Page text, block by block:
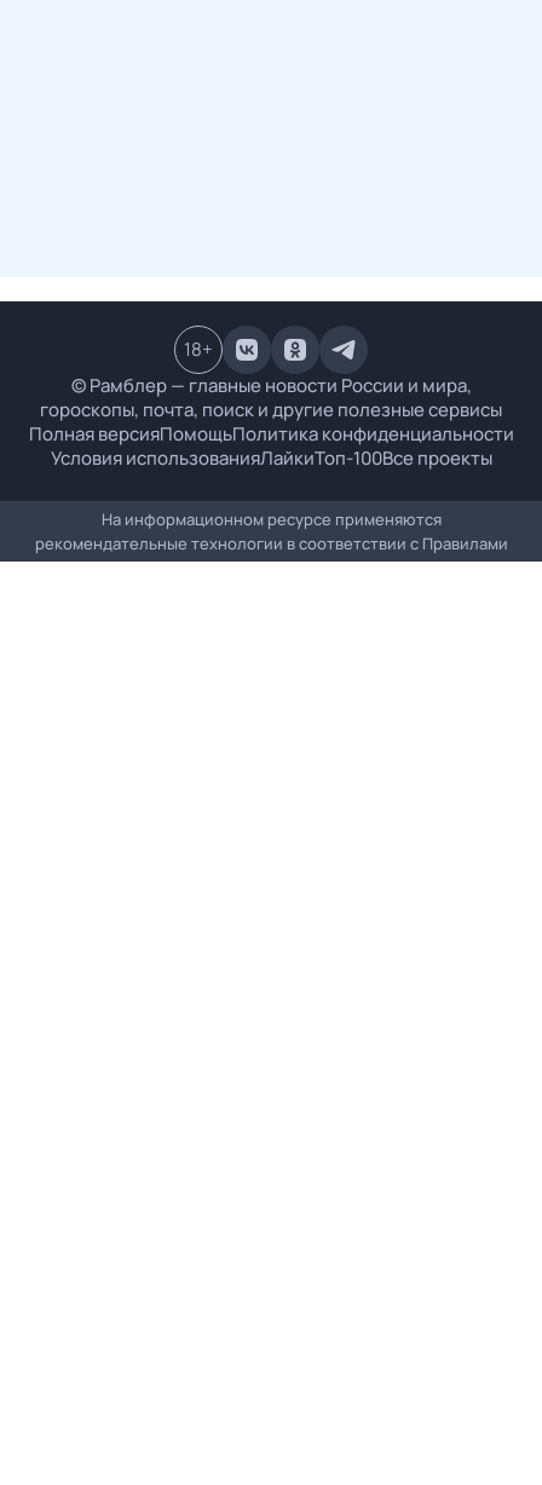
© Рамблер — главные новости России и мира,
гороскопы, почта, поиск и другие полезные сервисы
Полная версияПомощьПолитика конфиденциальности
Условия использованияЛайкиТоп-100Все проекты
18+
На информационном ресурсе применяются
рекомендательные технологии в соответствии с Правилами